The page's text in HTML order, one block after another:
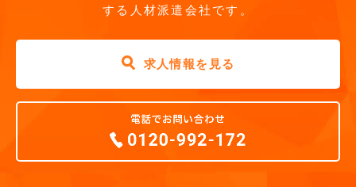
する人材派遣会社です。
求人情報を見る